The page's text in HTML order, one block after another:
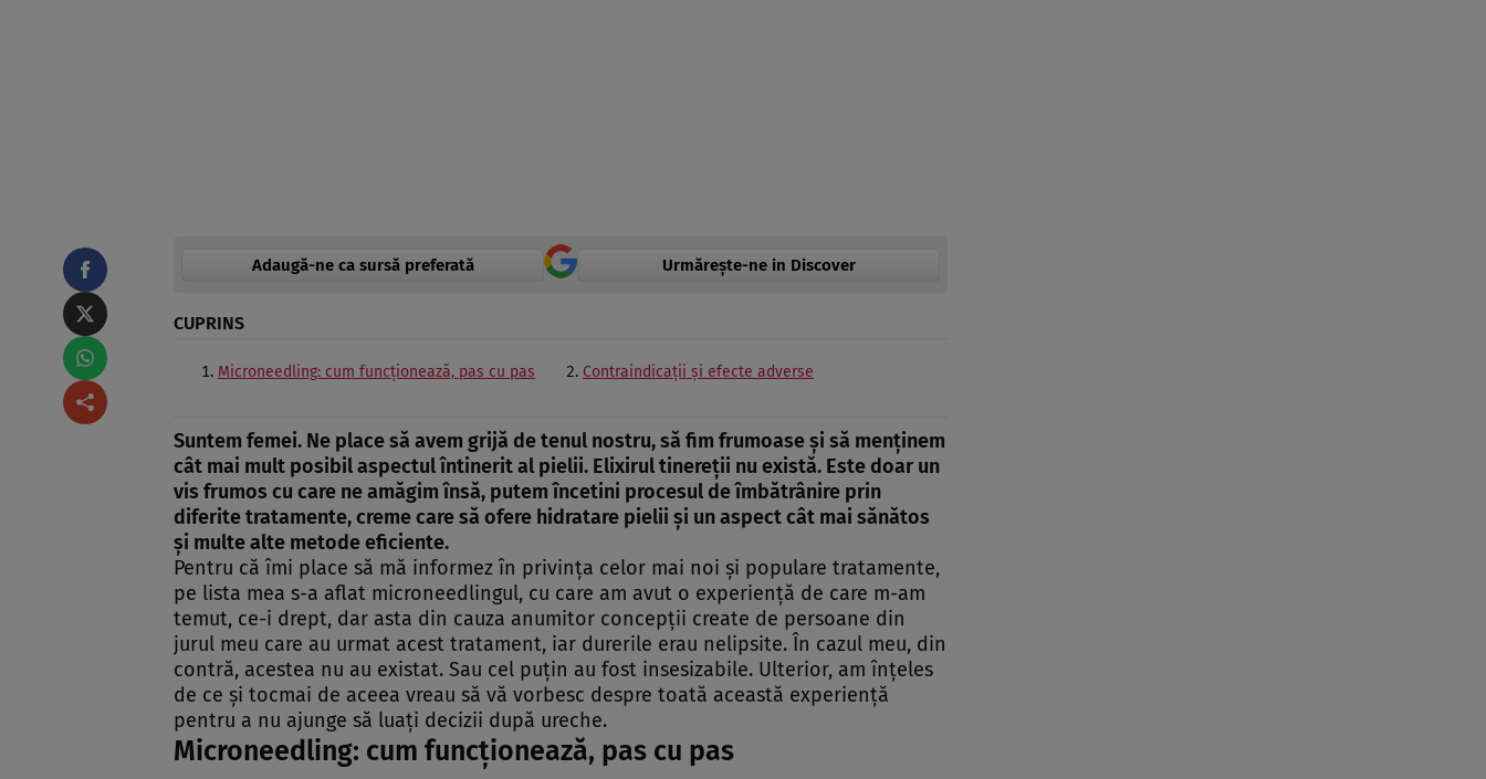
Adaugă-ne ca sursă preferată Urmărește-ne in Discover
CUPRINS
Microneedling: cum funcţionează, pas cu pas Contraindicaţii şi efecte adverse
Suntem femei. Ne place să avem grijă de tenul nostru, să fim frumoase şi să menţinem
cât mai mult posibil aspectul întinerit al pielii. Elixirul tinereţii nu există. Este doar un
vis frumos cu care ne amăgim însă, putem încetini procesul de îmbătrânire prin
diferite tratamente, creme care să ofere hidratare pielii şi un aspect cât mai sănătos
şi multe alte metode eficiente.
Pentru că îmi place să mă informez în privinţa celor mai noi şi populare tratamente,
pe lista mea s-a aflat microneedlingul, cu care am avut o experienţă de care m-am
temut, ce-i drept, dar asta din cauza anumitor concepţii create de persoane din
jurul meu care au urmat acest tratament, iar durerile erau nelipsite. În cazul meu, din
contră, acestea nu au existat. Sau cel puţin au fost insesizabile. Ulterior, am înţeles
de ce şi tocmai de aceea vreau să vă vorbesc despre toată această experienţă
pentru a nu ajunge să luaţi decizii după ureche.
Microneedling: cum funcţionează, pas cu pas